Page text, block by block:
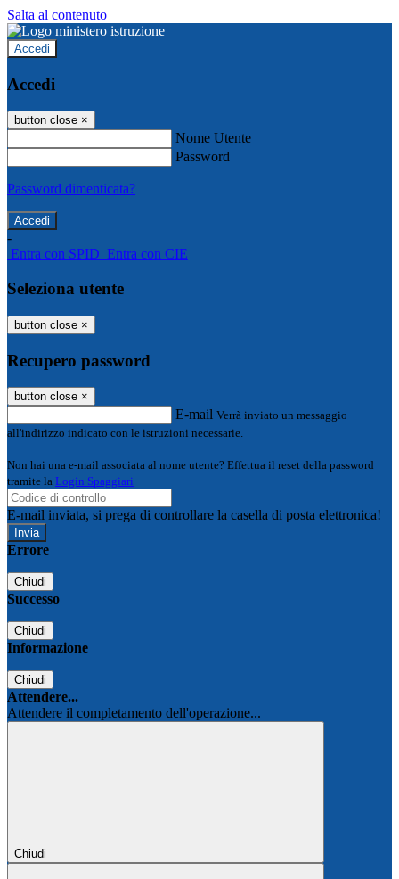
Salta al contenuto
Accedi
Accedi
button close ×
Nome Utente
Password
Password dimenticata?
-
Entra con SPID Entra con CIE
Seleziona utente
button close ×
Recupero password
button close ×
E-mail Verrà inviato un messaggio
all'indirizzo indicato con le istruzioni necessarie.
Non hai una e-mail associata al nome utente? Effettua il reset della password
tramite la Login Spaggiari
E-mail inviata, si prega di controllare la casella di posta elettronica!
Errore
Chiudi
Successo
Chiudi
Informazione
Chiudi
Attendere...
Attendere il completamento dell'operazione...
Chiudi